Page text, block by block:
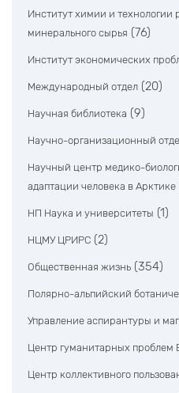
Институт химии и технологии
минерального сырья (76)
Институт экономических
Международный отдел (20)
Научная библиотека (9)
Научно-организационный
Научный центр медико-
адаптации человека в Арктике
НП Наука и университеты (1)
НЦМУ ЦРИРС (2)
Общественная жизнь (354)
Полярно-альпийский
Управление аспирантуры и
Центр гуманитарных проблем
Центр коллективного